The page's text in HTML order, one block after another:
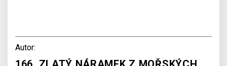
Autor: